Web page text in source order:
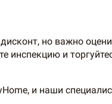
но важно
инспекцию и
и наши